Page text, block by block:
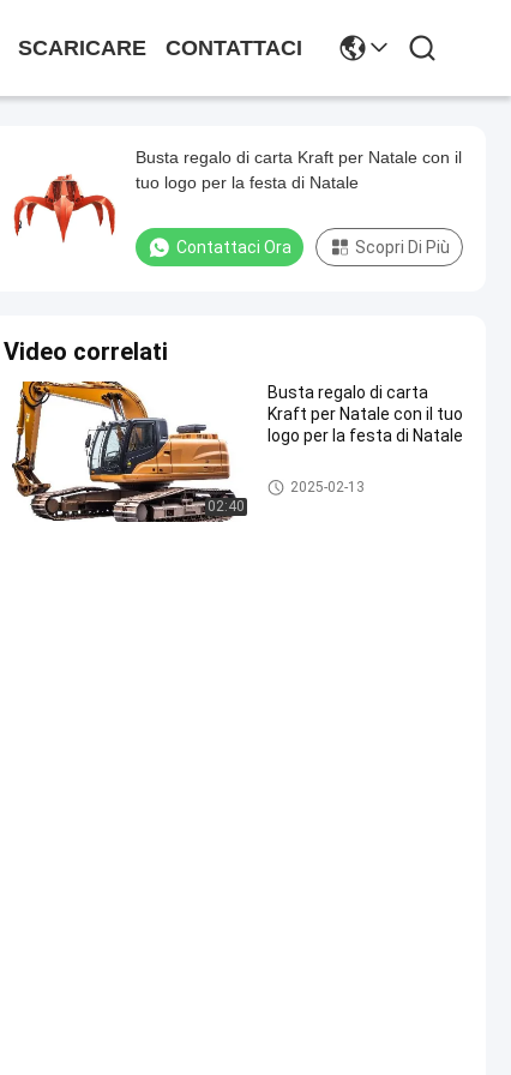
SCARICARE CONTATTACI
Busta regalo di carta Kraft per Natale con il
tuo logo per la festa di Natale
Contattaci Ora Scopri Di Più
Video correlati
02:40
Busta regalo di carta
Kraft per Natale con il tuo
logo per la festa di Natale
Pareti divisorie in acciaio
2025-02-13